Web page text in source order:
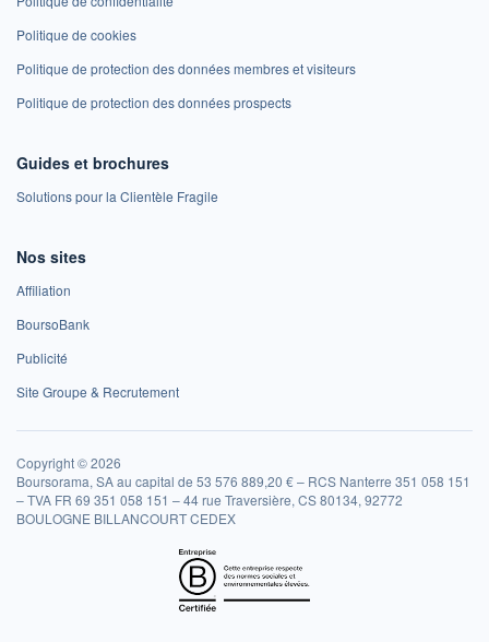
Politique de cookies
Politique de protection des données membres et visiteurs
Politique de protection des données prospects
Guides et brochures
Solutions pour la Clientèle Fragile
Nos sites
Affiliation
BoursoBank
Publicité
Site Groupe & Recrutement
Copyright © 2026
Boursorama, SA au capital de 53 576 889,20 € – RCS Nanterre 351 058 151
– TVA FR 69 351 058 151 – 44 rue Traversière, CS 80134, 92772
BOULOGNE BILLANCOURT CEDEX